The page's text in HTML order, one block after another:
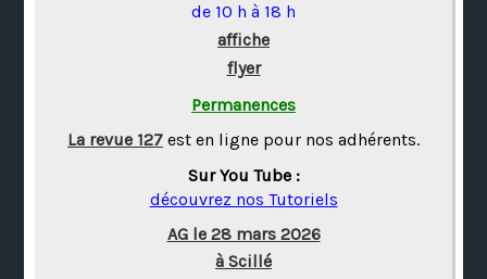
de 10 h à 18 h
affiche
flyer
Permanences
La revue 127 est en ligne pour nos adhérents.
Sur You Tube :
découvrez nos Tutoriels
AG le 28 mars 2026
à Scillé